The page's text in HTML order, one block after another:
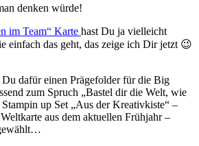
denken würde!
im Team“ Karte hast Du ja vielleicht
einfach das geht, das zeige ich Dir jetzt 😉
Du dafür einen Prägefolder für die Big
zum Spruch „Bastel dir die Welt, wie
up Set „Aus der Kreativkiste“ –
aus dem aktuellen Frühjahr –